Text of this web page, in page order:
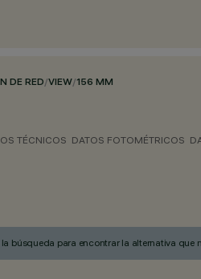
DE RED/VIEW/156 MM
TÉCNICOS DATOS FOTOMÉTRICOS
búsqueda para encontrar la alternativa que